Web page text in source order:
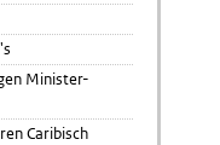
Minister-
Caribisch